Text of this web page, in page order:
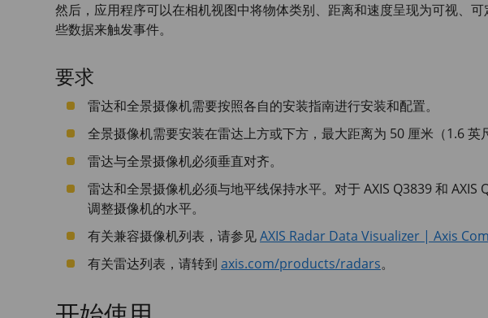
然后，应用程序可以在相机视图中将物体类别、距离和速度呈现为可视、
些数据来触发事件。
要求
雷达和全景摄像机需要按照各自的安装指南进行安装和配置。
全景摄像机需要安装在雷达上方或下方，最大距离为 50 厘米（1.6 英
雷达与全景摄像机必须垂直对齐。
雷达和全景摄像机必须与地平线保持水平。对于AXIS Q3839和 AXIS
调整摄像机的水平。
有关兼容摄像机列表，请参见AXIS Radar Data Visualizer | Axis
有关雷达列表，请转到 axis.com/products/radars。